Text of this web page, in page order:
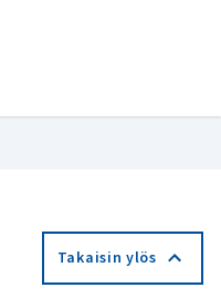
Takaisin ylös